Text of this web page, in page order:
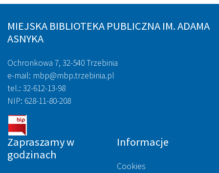
MIEJSKA BIBLIOTEKA PUBLICZNA IM. ADAMA
ASNYKA
Ochronkowa 7, 32-540 Trzebinia
e-mail: mbp@mbp.trzebinia.pl
tel.: 32-612-13-98
NIP: 628-11-80-208
Zapraszamy w
godzinach
Informacje
Cookies